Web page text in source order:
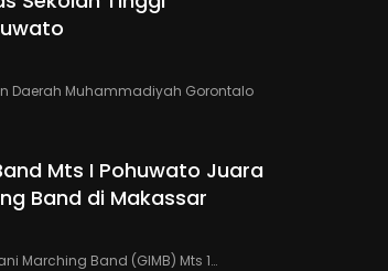
Daerah Muhammadiyah Gorontalo
Mts I Pohuwato Juara
Band di Makassar
Marching Band (GIMB) Mts 1…